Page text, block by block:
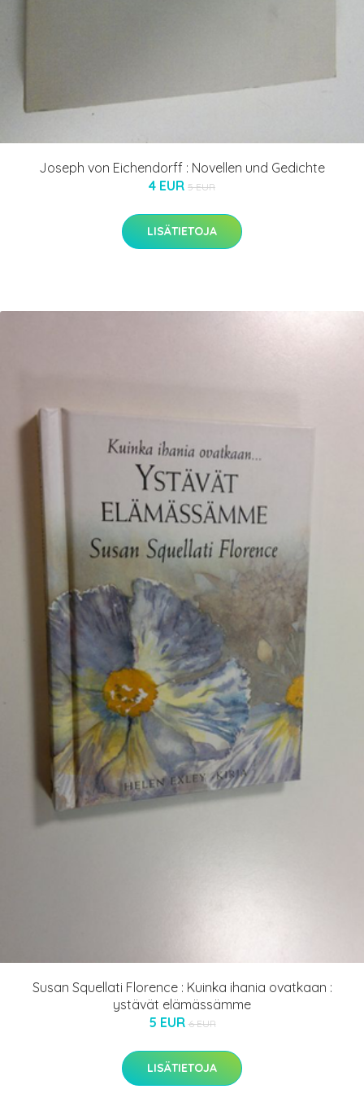
Joseph von Eichendorff : Novellen und Gedichte
4 EUR 5 EUR
LISÄTIETOJA
Susan Squellati Florence : Kuinka ihania ovatkaan :
ystävät elämässämme
5 EUR 6 EUR
LISÄTIETOJA